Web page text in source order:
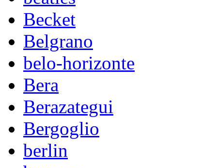
Becket
Belgrano
belo-horizonte
Bera
Berazategui
Bergoglio
berlin